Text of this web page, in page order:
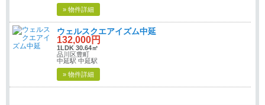
» 物件詳細
ウェルスクエアイズム中延
132,000円
1LDK 30.64㎡
品川区豊町
中延駅 中延駅
» 物件詳細